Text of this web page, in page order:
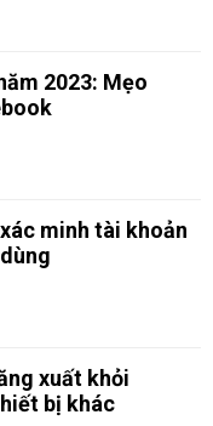
2023: Mẹo
minh tài khoản
xuất khỏi
bị khác